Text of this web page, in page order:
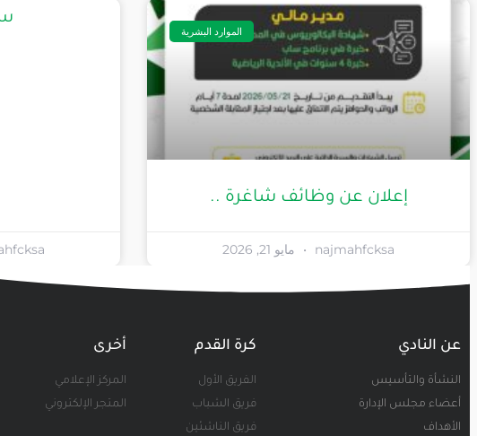
الموارد البشرية
إعلان عن وظائف شاغرة ..
najmahfcksa مايو 21, 2026
عن النادي
النشأة والتأسيس
أعضاء مجلس الإدارة
الأهداف
كرة القدم
الفريق الأول
فريق الشباب
فريق الناشئين
أخرى
المركز الإعلامي
المتجر الإلكتروني